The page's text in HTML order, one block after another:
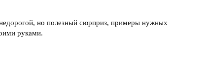
но полезный сюрприз, примеры нужных
руками.